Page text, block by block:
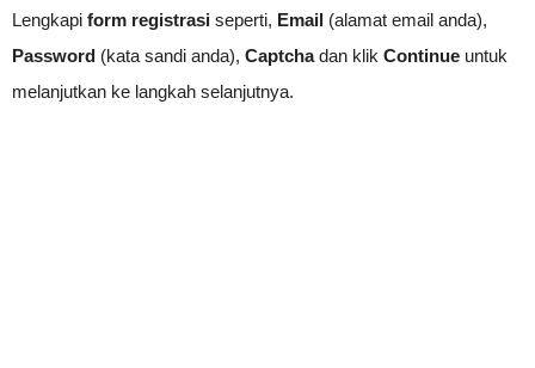
Lengkapi form registrasi seperti, Email (alamat email anda),
Password (kata sandi anda), Captchadan klik Continue untuk
melanjutkan ke langkah selanjutnya.